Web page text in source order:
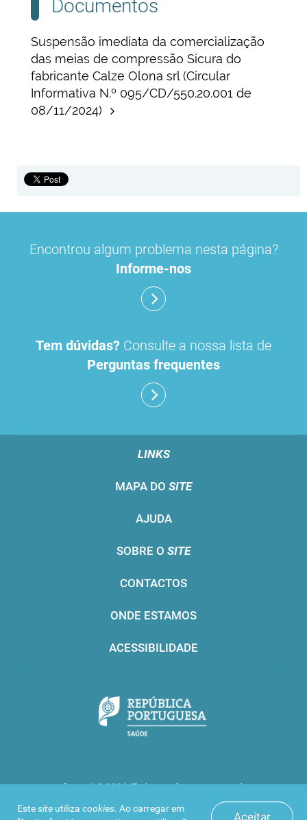
Documentos
Suspensão imediata da comercialização
das meias de compressão Sicura do
fabricante Calze Olona srl (Circular
Informativa N.º 095/CD/550.20.001 de
08/11/2024)
Aceitar
Estesite utiliza cookies. Ao carregar em
Encontrou algum problema nesta página?
Informe-nos
Tem dúvidas? Consulte a nossa lista de
Perguntas frequentes
LINKS
MAPA DO SITE
AJUDA
SOBRE O SITE
CONTACTOS
ONDE ESTAMOS
ACESSIBILIDADE
Infarmed © 2016. Todos os direitos reservados